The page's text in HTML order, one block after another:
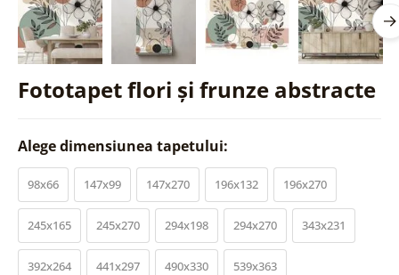
Fototapet flori și frunze abstracte
Alege dimensiunea tapetului:
98x66 147x99 147x270 196x132 196x270
245x165 245x270 294x198 294x270 343x231
392x264 441x297 490x330 539x363